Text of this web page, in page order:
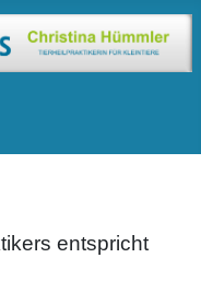
entspricht